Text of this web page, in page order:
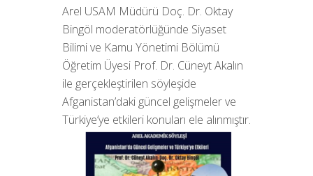
Arel USAM Müdürü Doç. Dr. Oktay
Bingöl moderatörlüğünde Siyaset
Bilimi ve Kamu Yönetimi Bölümü
Öğretim Üyesi Prof. Dr. Cüneyt Akalın
ile gerçekleştirilen söyleşide
Afganistan’daki güncel gelişmeler ve
Türkiye’ye etkileri konuları ele alınmıştır.